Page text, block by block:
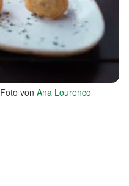
Foto von Ana Lourenco